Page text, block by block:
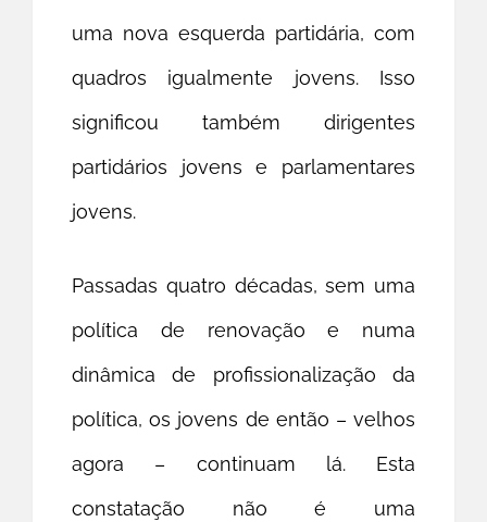
uma nova esquerda partidária, com
quadros igualmente jovens. Isso
significou também dirigentes
partidários jovens e parlamentares
jovens.
Passadas quatro décadas, sem uma
política de renovação e numa
dinâmica de profissionalização da
política, os jovens de então – velhos
agora – continuam lá. Esta
constatação não é uma